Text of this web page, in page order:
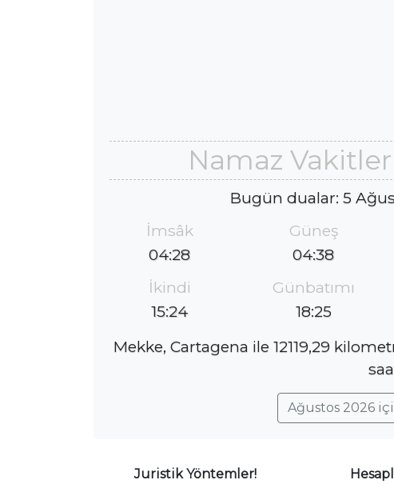
Namaz
Bugün dualar: 5
İmsâk
04:28
Güneş
04:38
İkindi
15:24
Günbatımı
18:25
Mekke, Cartagena ile 12119,29
Ağustos 2026
Juristik Yöntemler!